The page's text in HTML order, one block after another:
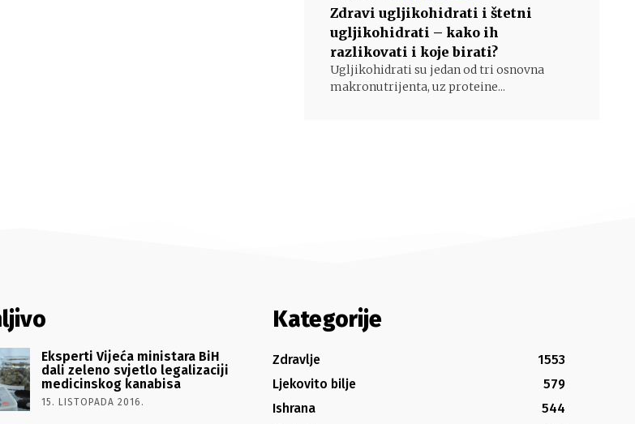
Zdravi ugljikohidrati i štetni
ugljikohidrati – kako ih
razlikovati i koje birati?
Ugljikohidrati su jedan od tri osnovna
makronutrijenta, uz proteine...
Eksperti Vijeća ministara BiH
dali zeleno svjetlo legalizaciji
medicinskog kanabisa
15. LISTOPADA 2016.
Kategorije
Zdravlje
1553
Ljekovito bilje
579
Ishrana
544